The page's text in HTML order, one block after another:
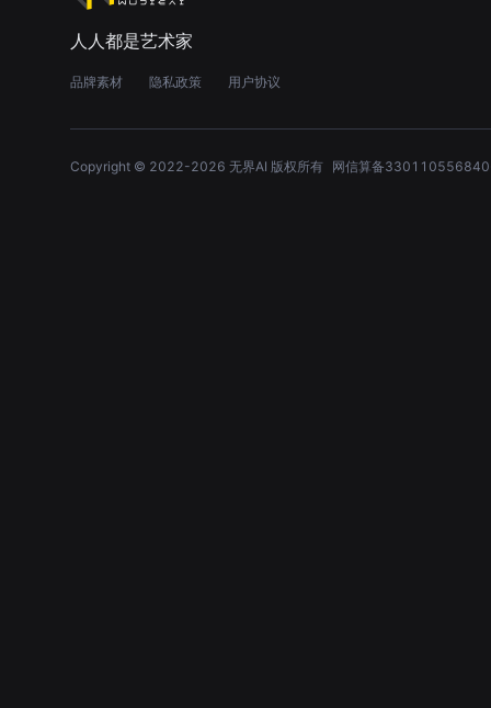
人人都是艺术家
品牌素材 隐私政策 用户协议
Copyright © 2022-2026 无界AI 版权所有 网信算备